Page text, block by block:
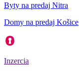
Byty na predaj Nitra
Domy na predaj Košice
Inzercia